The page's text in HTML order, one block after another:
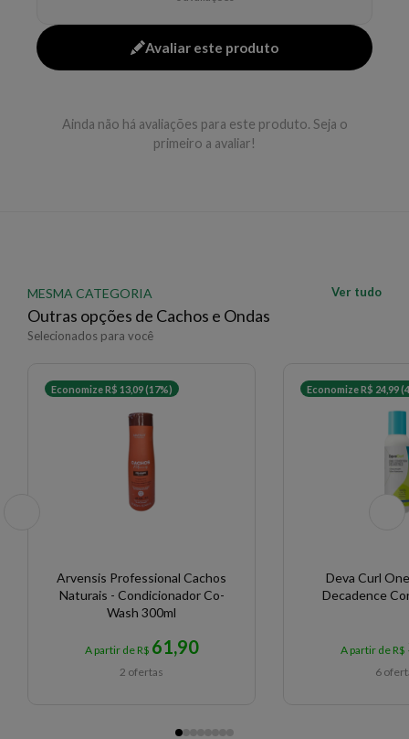
deixar agir e enxaguar.Avaliar este produto
Ainda não há avaliações para este produto. Seja o
primeiro a avaliar!
MESMA CATEGORIA
Outras opções de Cachos e Ondas
Selecionados para você
Ver tudo
Economize R$ 13,09 (17%)
Arvensis Professional Cachos
Naturais - Condicionador Co-
Wash 300ml
A partir de R$ 61,90
2 ofertas
Economize R$ 24,99
Deva Curl
Decadence
A partir de R$
6